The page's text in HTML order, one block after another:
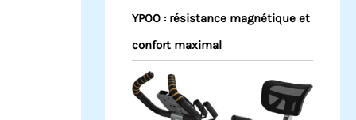
YPOO : résistance magnétique et
confort maximal